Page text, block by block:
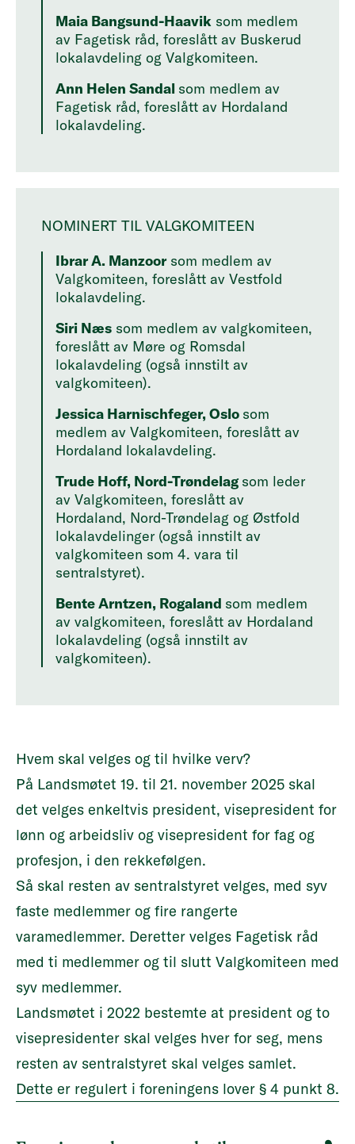
Maia Bangsund-Haavik som medlem
av Fagetisk råd, foreslått av Buskerud
lokalavdeling og Valgkomiteen.
Ann Helen Sandal som medlem av
Fagetisk råd, foreslått av Hordaland
lokalavdeling.
NOMINERT TIL VALGKOMITEEN
Ibrar A. Manzoorsom medlem av
Valgkomiteen, foreslått av Vestfold
lokalavdeling.
Siri Næs som medlem av valgkomiteen,
foreslått av Møre og Romsdal
lokalavdeling (også innstilt av
valgkomiteen).
Jessica Harnischfeger, Oslo som
medlem av Valgkomiteen, foreslått av
Hordaland lokalavdeling.
Trude Hoff, Nord-Trøndelag som leder
av Valgkomiteen, foreslått av
Hordaland, Nord-Trøndelag og Østfold
lokalavdelinger (også innstilt av
valgkomiteen som 4. vara til
sentralstyret).
Bente Arntzen, Rogaland som medlem
av valgkomiteen, foreslått av Hordaland
lokalavdeling (også innstilt av
valgkomiteen).
Hvem skal velges og til hvilke verv?
På Landsmøtet 19. til 21. november 2025 skal
det velges enkeltvis president, visepresident for
lønn og arbeidsliv og visepresident for fag og
profesjon, i den rekkefølgen.
Så skal resten av sentralstyret velges, med syv
faste medlemmer og fire rangerte
varamedlemmer. Deretter velges Fagetisk råd
med ti medlemmer og til slutt Valgkomiteen med
syv medlemmer.
Landsmøtet i 2022 bestemte at president og to
visepresidenter skal velges hver for seg, mens
resten av sentralstyret skal velges samlet.
Dette er regulert i foreningens lover § 4 punkt 8.